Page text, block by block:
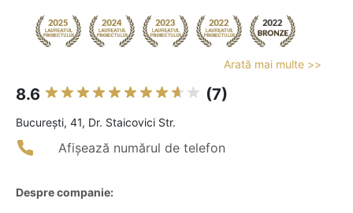
Arată mai multe >>
8.6 (7)
Bucureşti, 41, Dr. Staicovici Str.
Afișează numărul de telefon
Despre companie: